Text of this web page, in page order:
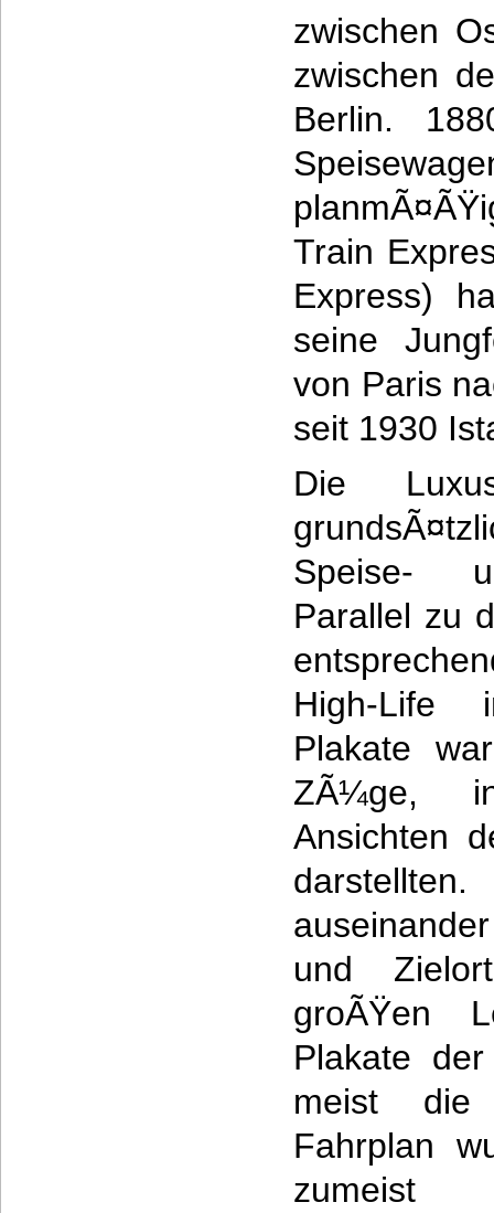
zwischen
zwischen
Berlin.
Train
Express)
seine
von Paris
seit 1930
Die
Speise-
Parallel zu
High-Life
Plakate
ZÃ¼ge,
Ansichten
und
groÃŸen
Plakate
meist die
Fahrplan